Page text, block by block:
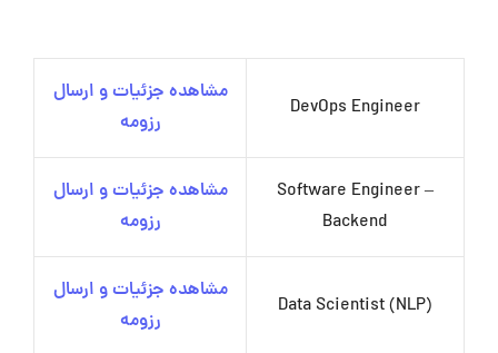
DevOps Engineer
مشاهده جزئیات و ارسال
رزومه
Software Engineer –
Backend
مشاهده جزئیات و ارسال
رزومه
Data Scientist (NLP)
مشاهده جزئیات و ارسال
رزومه